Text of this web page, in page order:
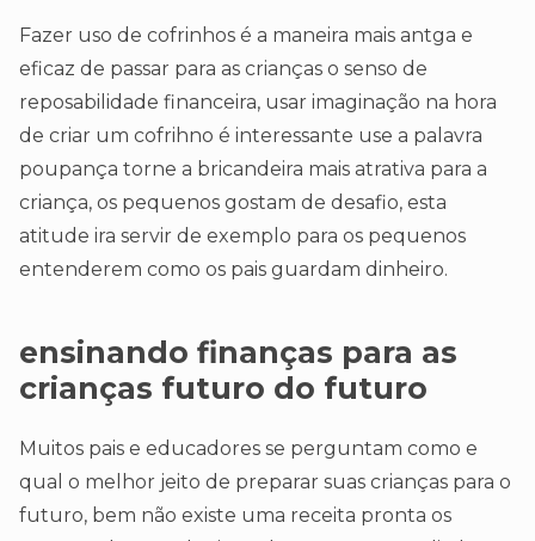
Fazer uso de cofrinhos é a maneira mais antga e
eficaz de passar para as crianças o senso de
reposabilidade financeira, usar imaginação na hora
de criar um cofrihno é interessante use a palavra
poupança torne a bricandeira mais atrativa para a
criança, os pequenos gostam de desafio, esta
atitude ira servir de exemplo para os pequenos
entenderem como os pais guardam dinheiro.
ensinando finanças para as
crianças futuro do futuro
Muitos pais e educadores se perguntam como e
qual o melhor jeito de preparar suas crianças para o
futuro, bem não existe uma receita pronta os